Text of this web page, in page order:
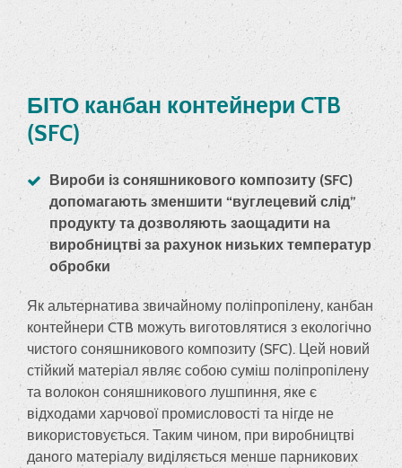
БІТО канбан контейнери CTB
(SFC)
Вироби із соняшникового композиту (SFC)
допомагають зменшити “вуглецевий слід”
продукту та дозволяють заощадити на
виробництві за рахунок низьких температур
обробки
Як альтернатива звичайному поліпропілену, канбан
контейнери CTB можуть виготовлятися з екологічно
чистого соняшникового композиту (SFC). Цей новий
стійкий матеріал являє собою суміш поліпропілену
та волокон соняшникового лушпиння, яке є
відходами харчової промисловості та нігде не
використовується. Таким чином, при виробництві
даного матеріалу виділяється менше парникових